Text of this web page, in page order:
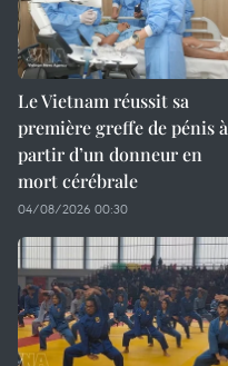
Le Vietnam réussit sa
première greffe de pénis à
partir d’un donneur en
mort cérébrale
04/08/2026 00:30